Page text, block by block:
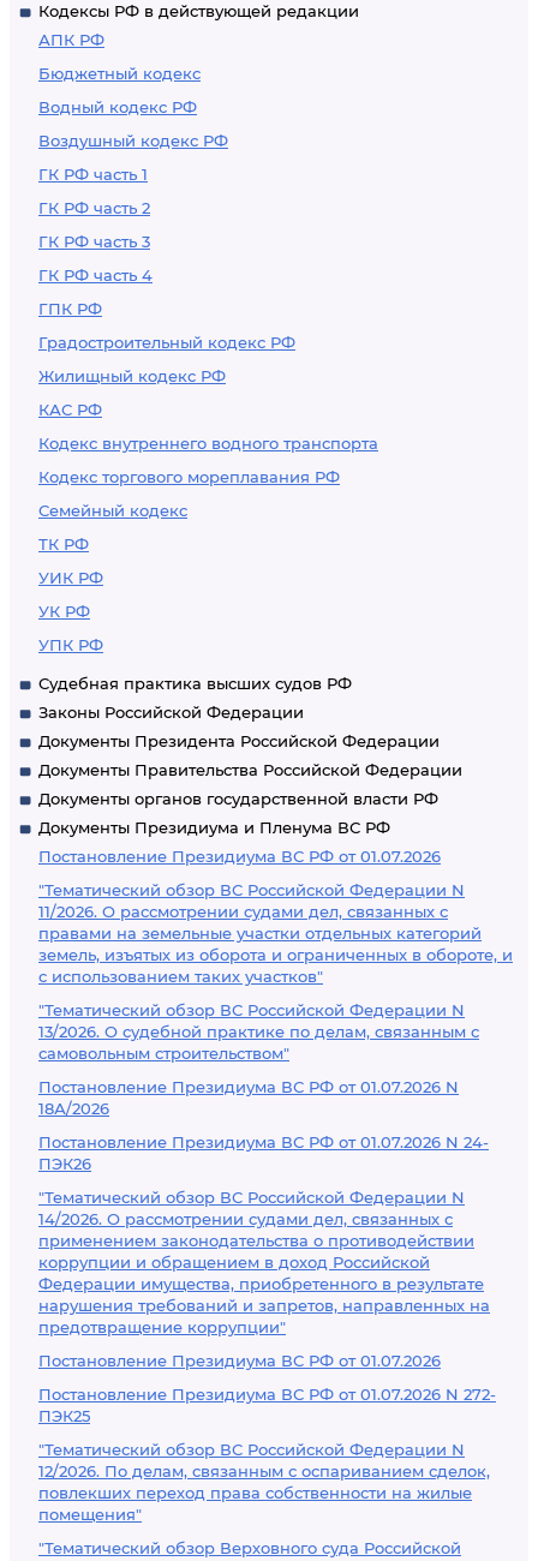
Кодексы РФ в действующей редакции
АПК РФ
Бюджетный кодекс
Водный кодекс РФ
Воздушный кодекс РФ
ГК РФ часть 1
ГК РФ часть 2
ГК РФ часть 3
ГК РФ часть 4
ГПК РФ
Градостроительный кодекс РФ
Жилищный кодекс РФ
КАС РФ
Кодекс внутреннего водного транспорта
Кодекс торгового мореплавания РФ
Семейный кодекс
ТК РФ
УИК РФ
УК РФ
УПК РФ
Судебная практика высших судов РФ
Законы Российской Федерации
Документы Президента Российской Федерации
Документы Правительства Российской Федерации
Документы органов государственной власти РФ
Документы Президиума и Пленума ВС РФ
Постановление Президиума ВС РФ от 01.07.2026
"Тематический обзор ВС Российской Федерации N
11/2026. О рассмотрении судами дел, связанных с
правами на земельные участки отдельных категорий
земель, изъятых из оборота и ограниченных в обороте, и
с использованием таких участков"
"Тематический обзор ВС Российской Федерации N
13/2026. О судебной практике по делам, связанным с
самовольным строительством"
Постановление Президиума ВС РФ от 01.07.2026 N
18А/2026
Постановление Президиума ВС РФ от 01.07.2026 N 24-
ПЭК26
"Тематический обзор ВС Российской Федерации N
14/2026. О рассмотрении судами дел, связанных с
применением законодательства о противодействии
коррупции и обращением в доход Российской
Федерации имущества, приобретенного в результате
нарушения требований и запретов, направленных на
предотвращение коррупции"
Постановление Президиума ВС РФ от 01.07.2026
Постановление Президиума ВС РФ от 01.07.2026 N 272-
ПЭК25
"Тематический обзор ВС Российской Федерации N
12/2026. По делам, связанным с оспариванием сделок,
повлекших переход права собственности на жилые
помещения"
"Тематический обзор Верховного суда Российской